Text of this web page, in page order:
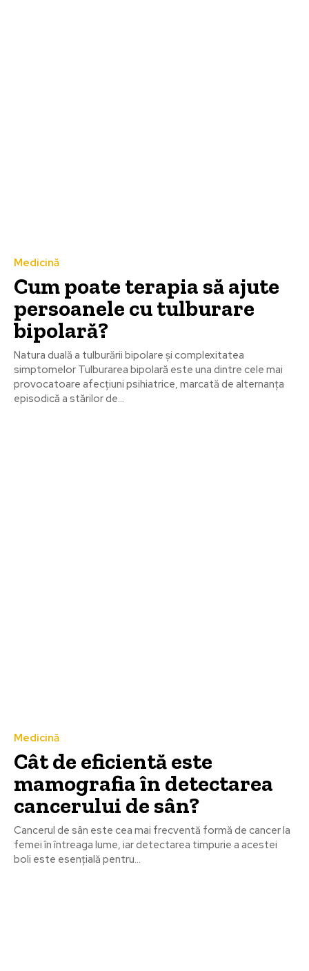
Medicină
Cum poate terapia să ajute
persoanele cu tulburare
bipolară?
Natura duală a tulburării bipolare și complexitatea
simptomelor Tulburarea bipolară este una dintre cele mai
provocatoare afecțiuni psihiatrice, marcată de alternanța
episodică a stărilor de...
Medicină
Cât de eficientă este
mamografia în detectarea
cancerului de sân?
Cancerul de sân este cea mai frecventă formă de cancer la
femei în întreaga lume, iar detectarea timpurie a acestei
boli este esențială pentru...